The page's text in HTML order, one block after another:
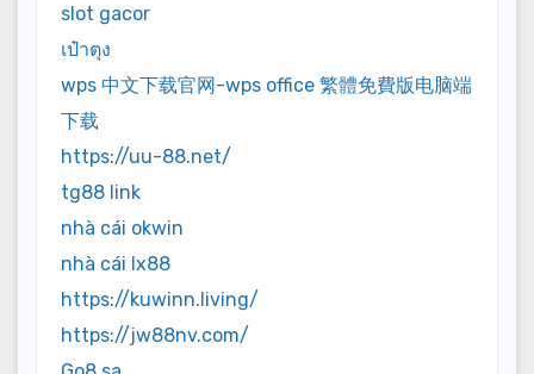
slot gacor
เป๋าตุง
wps 中文下载官网-wps office 繁體免費版电脑端
下载
https://uu-88.net/
tg88 link
nhà cái okwin
nhà cái lx88
https://kuwinn.living/
https://jw88nv.com/